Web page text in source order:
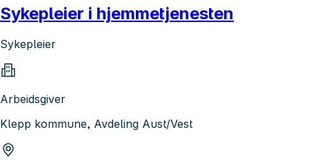
Sykepleier i hjemmetjenesten
Sykepleier
Arbeidsgiver
Klepp kommune, Avdeling Aust/Vest